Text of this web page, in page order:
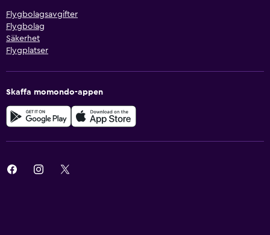
Flygbolagsavgifter
Flygbolag
Säkerhet
Flygplatser
Skaffa momondo-appen